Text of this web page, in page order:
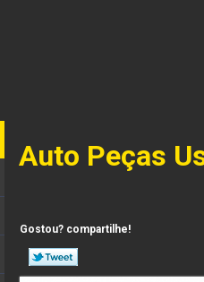
Auto Peças
Gostou? compartilhe!